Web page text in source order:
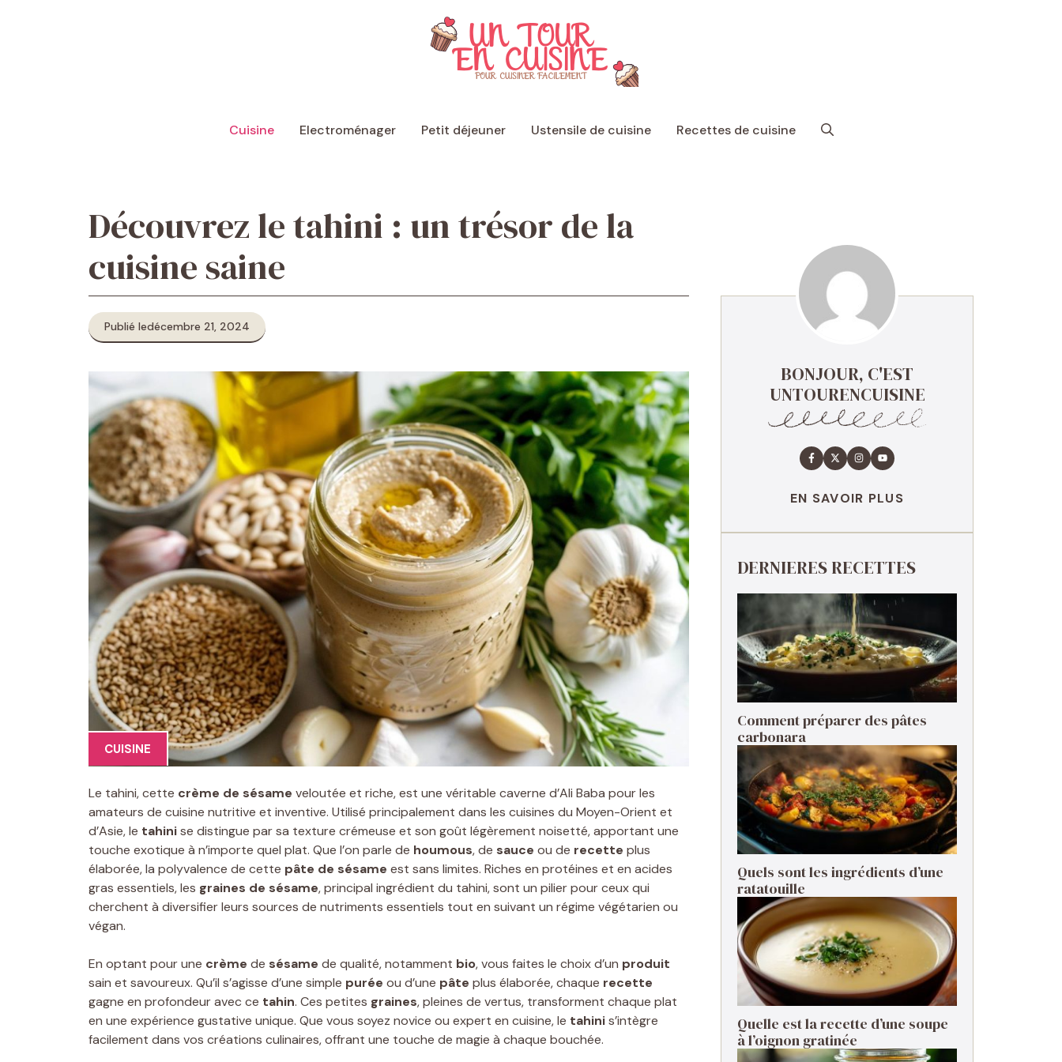
Cuisine Electroménager Petit déjeuner Ustensile de cuisine Recettes de cuisine
Découvrez le tahini : un trésor de la
cuisine saine
Publié ledécembre 21, 2024
CUISINE
Le tahini, cette crème de sésame veloutée et riche, est une véritable caverne d’Ali Baba pour les
amateurs de cuisine nutritive et inventive. Utilisé principalement dans les cuisines du Moyen-Orient et
d’Asie, le tahinise distingue par sa texture crémeuse et son goût légèrement noisetté, apportant une
touche exotique à n’importe quel plat. Que l’on parle de houmous, de sauce ou de recette plus
élaborée, la polyvalence de cette pâte de sésame est sans limites. Riches en protéines et en acides
gras essentiels, les graines de sésame, principal ingrédient du tahini, sont un pilier pour ceux qui
cherchent à diversifier leurs sources de nutriments essentiels tout en suivant un régime végétarien ou
végan.
En optant pour une crème de sésame de qualité, notamment bio, vous faites le choix d’un produit
sain et savoureux. Qu’il s’agisse d’une simple purée ou d’une pâte plus élaborée, chaque recette
gagne en profondeur avec ce tahin. Ces petites graines, pleines de vertus, transforment chaque plat
en une expérience gustative unique. Que vous soyez novice ou expert en cuisine, le tahinis’intègre
facilement dans vos créations culinaires, offrant une touche de magie à chaque bouchée.
BONJOUR, C'EST
UNTOURENCUISINE
EN SAVOIR PLUS
DERNIERES RECETTES
Comment préparer des pâtes
carbonara ​
Quels sont les ingrédients d’une
ratatouille ​
Quelle est la recette d’une soupe
à l’oignon gratinée ​